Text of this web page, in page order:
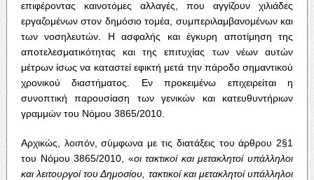
επιφέροντας καινοτόμες αλλαγές, που αγγίζουν χιλιάδες
εργαζομένων στον δημόσιο τομέα, συμπεριλαμβανομένων και
των νοσηλευτών. Η ασφαλής και έγκυρη αποτίμηση της
αποτελεσματικότητας και της επιτυχίας των νέων αυτών
μέτρων ίσως να καταστεί εφικτή μετά την πάροδο σημαντικού
χρονικού διαστήματος. Εν προκειμένω επιχειρείται η
συνοπτική παρουσίαση των γενικών και κατευθυντήριων
γραμμών του Νόμου 3865/2010.
Αρχικώς, λοιπόν, σύμφωνα με τις διατάξεις του άρθρου 2§1
του Νόμου 3865/2010, «οι τακτικοί και μετακλητοί υπάλληλοι
και λειτουργοί του Δημοσίου, τακτικοί και μετακλητοί υπάλληλοι